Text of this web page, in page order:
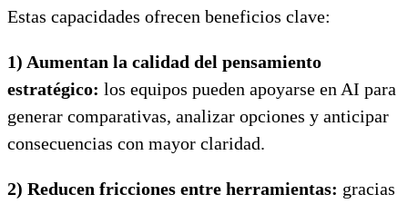
Estas capacidades ofrecen beneficios clave:
1) Aumentan la calidad del pensamiento
estratégico: los equipos pueden apoyarse en AI para
generar comparativas, analizar opciones y anticipar
consecuencias con mayor claridad.
2) Reducen fricciones entre herramientas: gracias